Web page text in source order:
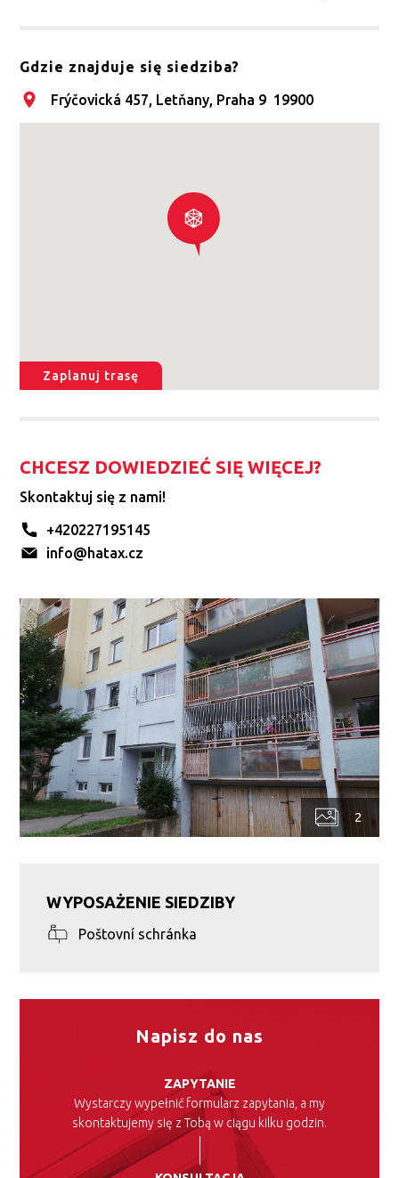
Gdzie znajduje się siedziba?
Frýčovická 457, Letňany, Praha 9 19900
Zaplanuj trasę
CHCESZ DOWIEDZIEĆ SIĘ WIĘCEJ?
Skontaktuj się z nami!
+420227195145
info@hatax.cz
2
WYPOSAŻENIE SIEDZIBY
Poštovní schránka
Napisz do nas
ZAPYTANIE
Wystarczy wypełnić formularz zapytania, a my
skontaktujemy się z Tobą w ciągu kilku godzin.